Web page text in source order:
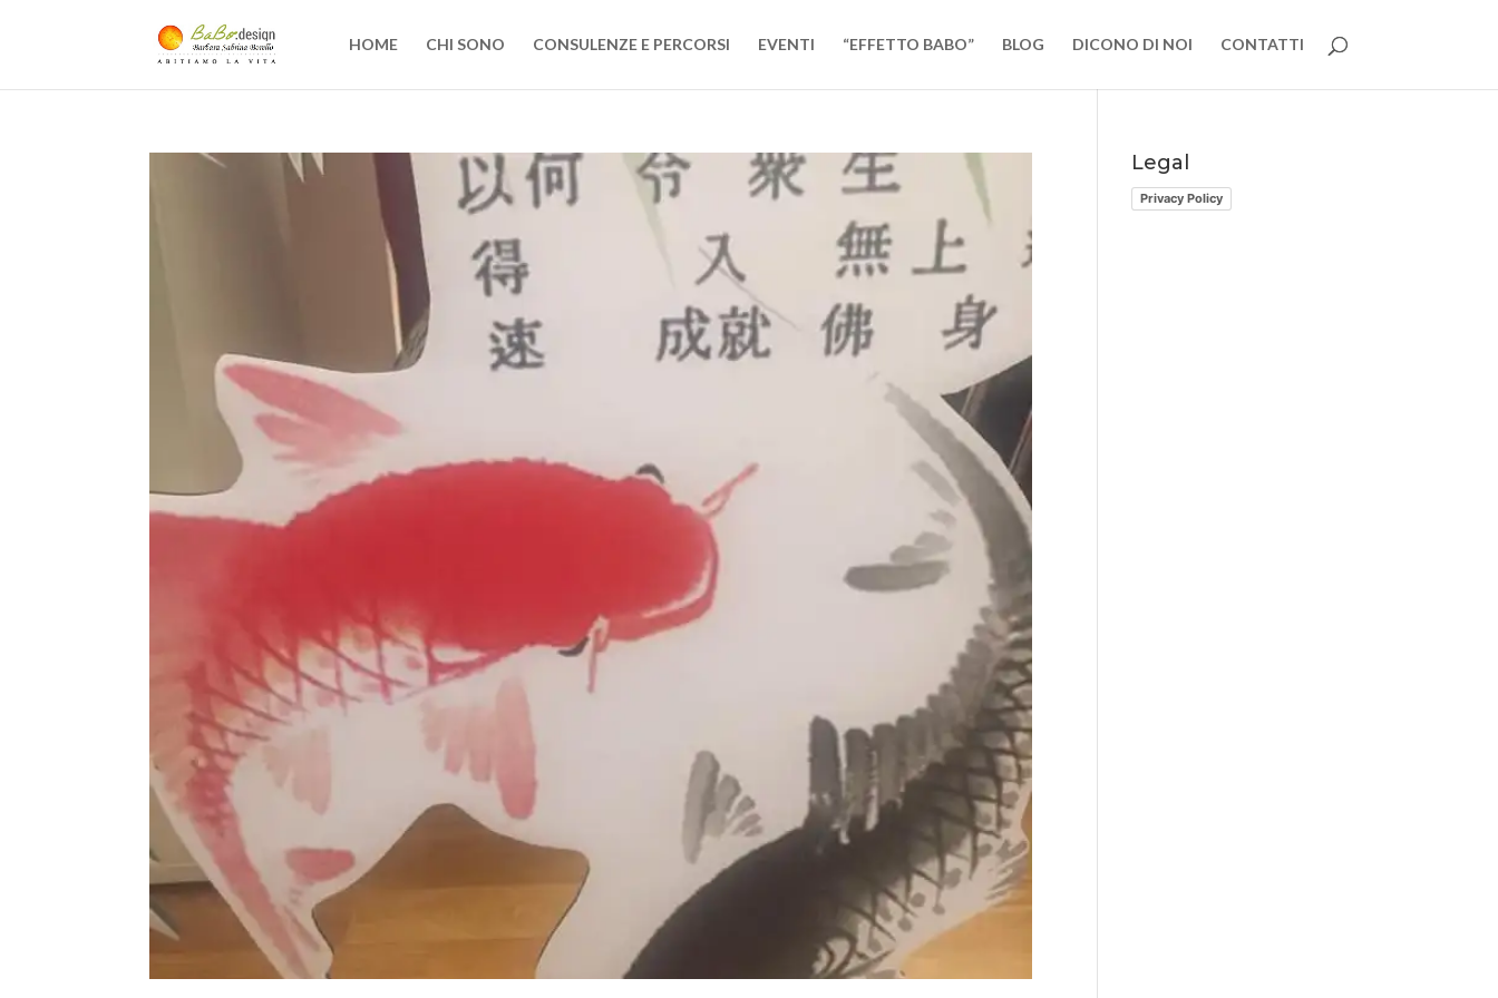
HOME CHI SONO CONSULENZE E PERCORSI EVENTI “EFFETTO BABO” BLOG DICONO DI NOI CONTATTI
Legal
Privacy Policy